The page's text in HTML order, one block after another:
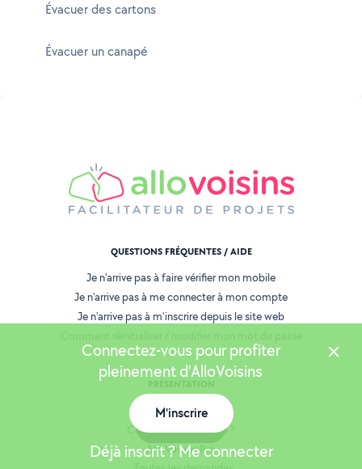
Évacuer des cartons
Évacuer un canapé
QUESTIONS FRÉQUENTES / AIDE
Je n'arrive pas à faire vérifier mon mobile
Je n'arrive pas à me connecter à mon compte
Je n'arrive pas à m'inscrire depuis le site web
Qui sommes-nous ?
Comment ça marche ?
AlloVoisins Pro
Connectez-vous pour profiter
pleinement d'AlloVoisins
M'inscrire
Déjà inscrit ? Me connecter